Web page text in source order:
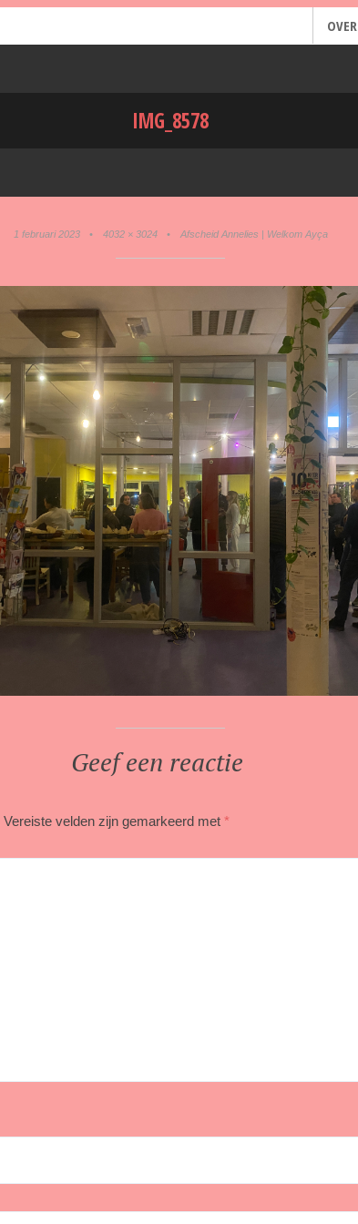
OVER
IMG_8578
1 februari 2023 • 4032 × 3024 • Afscheid Annelies | Welkom Ayça
Geef een reactie
Vereiste velden zijn gemarkeerd met *